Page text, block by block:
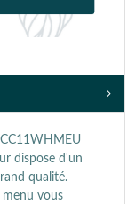
dispose d'un
qualité.
vous